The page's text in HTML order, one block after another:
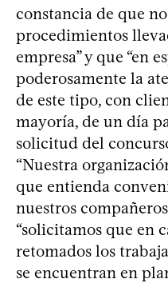
constancia de que
procedimientos
empresa” y que “en
poderosamente la
de este tipo, con
mayoría, de un día
solicitud del
“Nuestra
que entienda
nuestros
“solicitamos que en
retomados los
se encuentran en